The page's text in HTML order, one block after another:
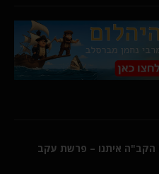
הקב"ה איתנו – פרשת עקב